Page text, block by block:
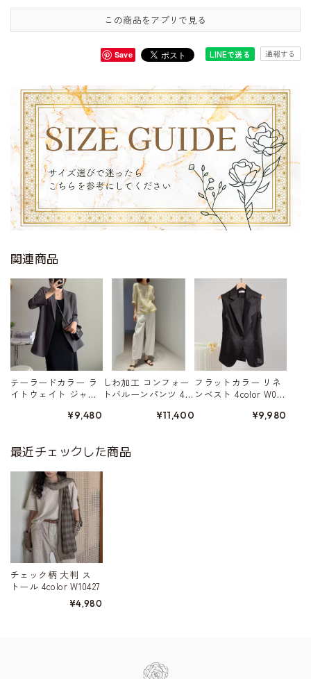
この商品をアプリで見る
Save LINEで送る 通報する
関連商品
テーラードカラー ラ
イトウェイト ジャ
¥9,480
しわ加工 コンフォー
トバルーンパンツ 4c
¥11,400
フラットカラー リネ
ンベスト 4color W015
¥9,980
最近チェックした商品
チェック柄 大判 ス
トール 4color W10427
¥4,980